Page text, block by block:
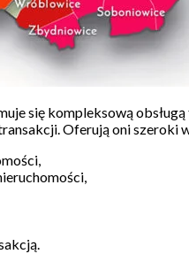
się kompleksową
Oferują oni szeroki